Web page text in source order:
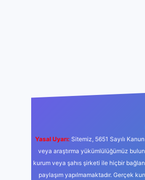
Yasal Uyarı: Sitemiz, 5651 Sayılı
veya araştırma yükümlülüğümüz
kurum veya şahıs şirketi ile hiçbir
paylaşım yapılmamaktadır. Gerçek